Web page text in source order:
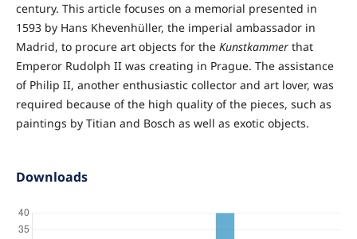
century. This article focuses on a memorial presented in
1593 by Hans Khevenhüller, the imperial ambassador in
Madrid, to procure art objects for the Kunstkammerthat
Emperor Rudolph II was creating in Prague. The assistance
of Philip II, another enthusiastic collector and art lover, was
required because of the high quality of the pieces, such as
paintings by Titian and Bosch as well as exotic objects.
Downloads